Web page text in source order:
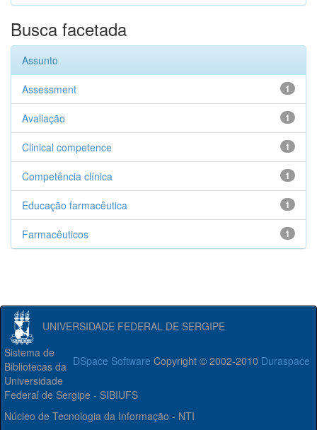
Busca facetada
Assunto
1
Assessment
1
Avaliação
1
Clinical competence
1
Competência clínica
1
Educação farmacêutica
1
Farmacêuticos
UNIVERSIDADE FEDERAL DE SERGIPE
DSpace Software Copyright © 2002-2010 Duraspace
Sistema de
Bibliotecas da
Universidade
Federal de Sergipe - SIBIUFS
Núcleo de Tecnologia da Informação - NTI